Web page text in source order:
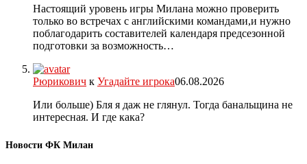
Настоящий уровень игры Милана можно проверить
только во встречах с английскими командами,и нужно
поблагодарить составителей календаря предсезонной
подготовки за возможность…
Рюрикович к Угадайте игрока06.08.2026
Или больше) Бля я даж не глянул. Тогда банальщина не
интересная. И где кака?
Новости ФК Милан